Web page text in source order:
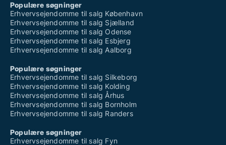
Populære søgninger
Erhvervsejendomme til salg København
Erhvervsejendomme til salg Sjælland
Erhvervsejendomme til salg Odense
Erhvervsejendomme til salg Esbjerg
Erhvervsejendomme til salg Aalborg
Populære søgninger
Erhvervsejendomme til salg Silkeborg
Erhvervsejendomme til salg Kolding
Erhvervsejendomme til salg Århus
Erhvervsejendomme til salg Bornholm
Erhvervsejendomme til salg Randers
Populære søgninger
Erhvervsejendomme til salg Fyn